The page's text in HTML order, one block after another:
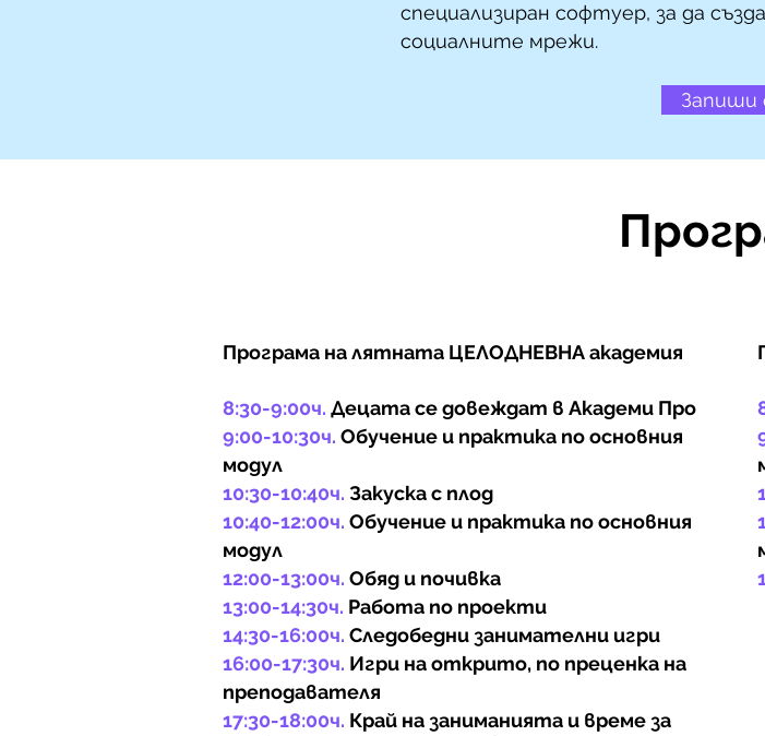
специализиран софтуер, за да
социалните мрежи.
Запиши
Програма на лятната ЦЕЛОДНЕВНА академия
8:30-9:00ч. Децата се довеждат в Академи Про
9:00-10:30ч. Обучение и практика по основния
модул
10:30-10:40ч. Закуска с плод
10:40-12:00ч. Обучение и практика по основния
модул
12:00-13:00ч. Обяд и почивка
13:00-14:30ч. Работа по проекти
14:30-16:00ч. Следобедни занимателни игри
16:00-17:30ч. Игри на открито, по преценка на
преподавателя
17:30-18:00ч. Край на заниманията и време за